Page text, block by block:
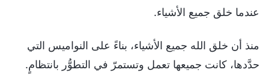
عندما خلق جميع الأشياء.
منذ أن خلق الله جميع الأشياء، بناءً على النواميس التي
حدَّدها، كانت جميعها تعمل وتستمرّ في التطوُّر بانتظامٍ.